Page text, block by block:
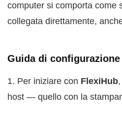
computer si comporta come
collegata direttamente,
Guida di
1. Per iniziare con FlexiHub
host — quello con la